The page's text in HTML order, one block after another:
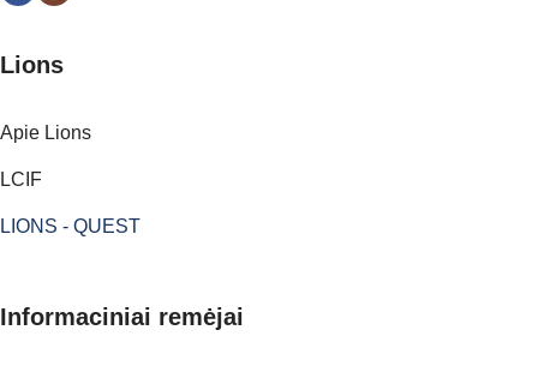
Lions
Apie Lions
LCIF
LIONS - QUEST
Informaciniai remėjai